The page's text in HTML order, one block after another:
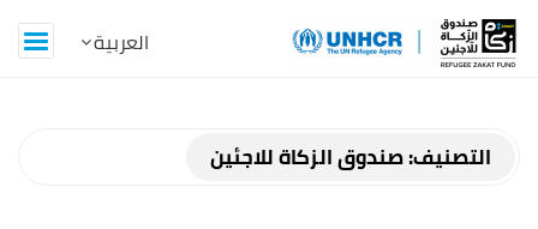
Z
التصنيف:صندوق الزكاة للاجئين